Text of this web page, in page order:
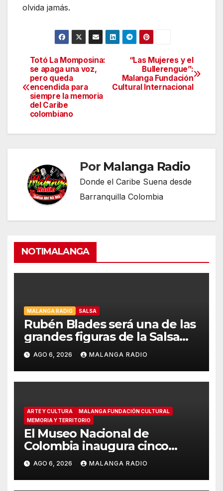
olvida jamás.
Navegación
de
entradas
“Las Mujeres y el
Bullerengue”:
Malanga Fundación
Cultural Internacional
Totó La Momposina:
se apaga una voz,
pero queda
encendida para
siempre la memoria
del Caribe
colombiano
Por Malanga Radio
Donde el Caribe Suena desde
Barranquilla Colombia
NOTIMALANGA
MALANGA RADIO SALSA
Rubén Blades será una de las
grandes figuras de la Salsa
Music Week de Billboard
Colombia en Cali
AGO 6, 2026 MALANGA RADIO
ARTE Y CULTURA
MALANGA FUNDACIÓN CULTURAL
MEMORIA Y TERRITORIO
El Museo Nacional de
Colombia inaugura cinco
nuevas salas inmersivas con
experiencias multisensoriales
y audiovisuales
AGO 6, 2026 MALANGA RADIO